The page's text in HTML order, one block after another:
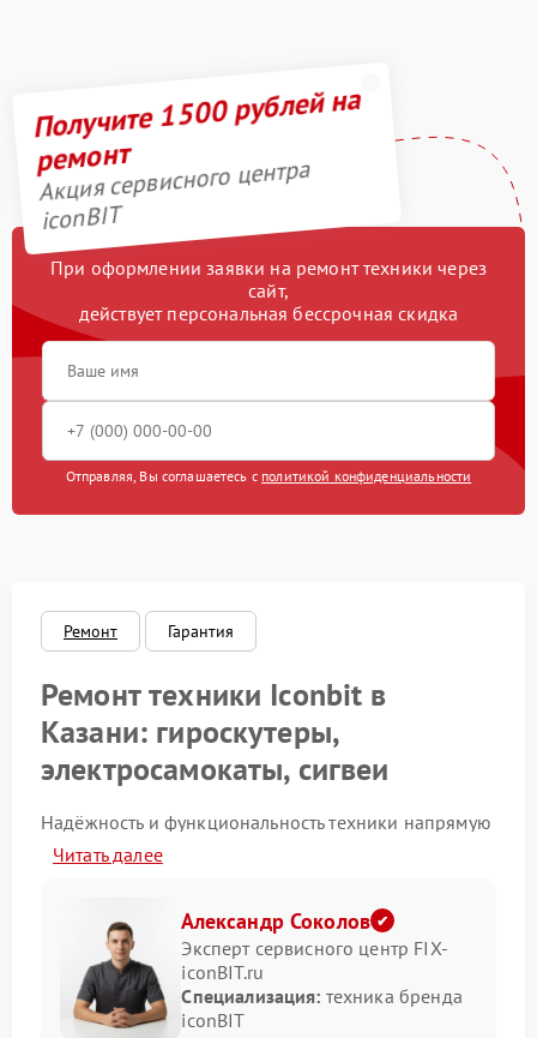
Гидроизоляция 1200 рублей
Апгрейд
Выравнивание колеса
Выравнивание ступицы 1400 рублей
Получите 1500 рублей на
ремонт
Акция сервисного центра
iconBIT
При оформлении заявки на ремонт техники через
сайт,
действует персональная бессрочная скидка
Отправляя, Вы соглашаетесь с политикой конфиденциальности
Ремонт Гарантия
Ремонт техники Iconbit в
Казани: гироскутеры,
электросамокаты, сигвеи
Надёжность и функциональность техники напрямую
зависят от регулярного обслуживания и
своевременного ремонта. Продукция бренда
жителей Казани благодаря удобству, современному
дизайну и доступной цене. Тем не менее, даже
качественные устройства требуют
профессионального технического вмешательства.
Читать далее
Александр Соколов
Эксперт сервисного центр FIX-
iconBIT.ru
Специализация: техника бренда
iconBIT